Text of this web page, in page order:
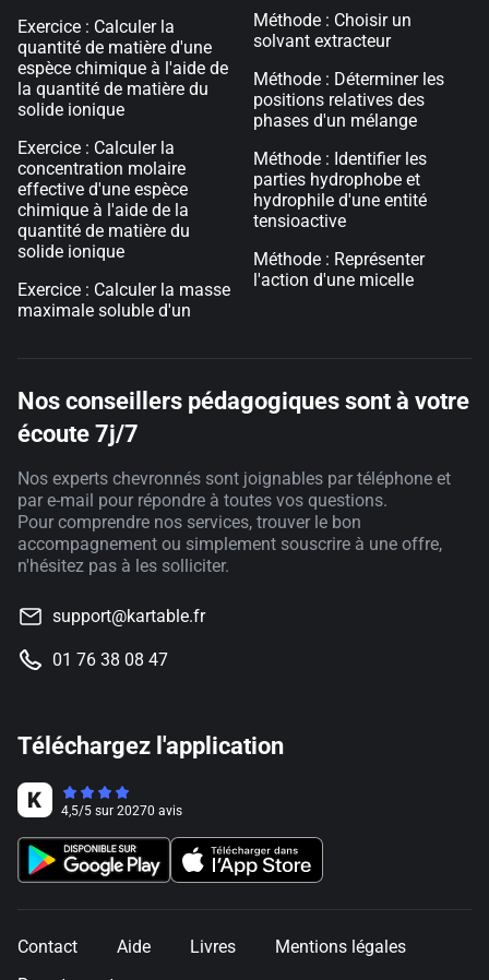
Exercice : Calculer la
quantité de matière d'une
espèce chimique à l'aide de
la quantité de matière du
solide ionique
Exercice : Calculer la
concentration molaire
effective d'une espèce
chimique à l'aide de la
quantité de matière du
solide ionique
Exercice : Calculer la masse
maximale soluble d'un
Méthode : Choisir un
solvant extracteur
Méthode : Déterminer les
positions relatives des
phases d'un mélange
Méthode : Identifier les
parties hydrophobe et
hydrophile d'une entité
tensioactive
Méthode : Représenter
l'action d'une micelle
Nos conseillers pédagogiques sont à votre
écoute 7j/7
Nos experts chevronnés sont joignables par téléphone et
par e-mail pour répondre à toutes vos questions.
Pour comprendre nos services, trouver le bon
accompagnement ou simplement souscrire à une offre,
n'hésitez pas à les solliciter.
support@kartable.fr
01 76 38 08 47
Téléchargez l'application
4,5/5 sur 20270 avis
Contact Aide Livres
Mentions légales